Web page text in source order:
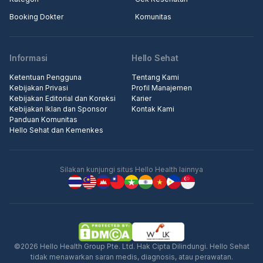
Booking Dokter
Komunitas
Informasi
Ketentuan Pengguna
Kebijakan Privasi
Kebijakan Editorial dan Koreksi
Kebijakan Iklan dan Sponsor
Panduan Komunitas
Hello Sehat dan Kemenkes
Hello Sehat
Tentang Kami
Profil Manajemen
Karier
Kontak Kami
Silakan kunjungi situs Hello Health lainnya
©2026 Hello Health Group Pte. Ltd. Hak Cipta Dilindungi. Hello Sehat
tidak menawarkan saran medis, diagnosis, atau perawatan.